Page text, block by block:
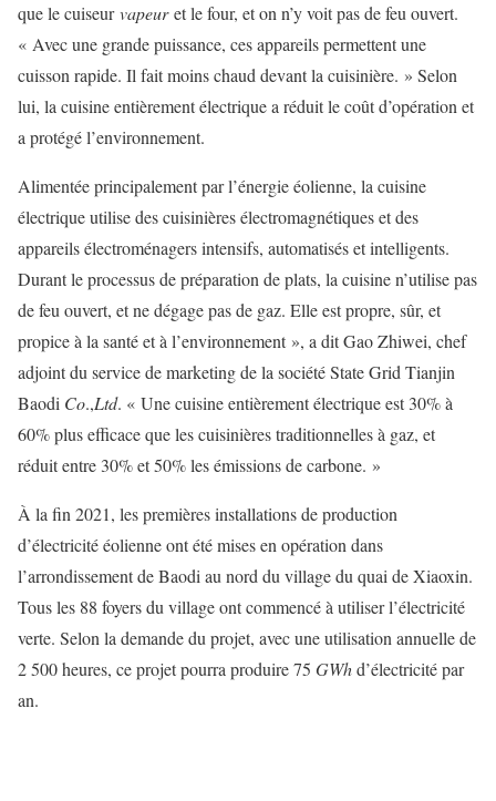
que le cuiseurvapeuret le four, et on n’y voit pas de feu ouvert.
« Avec une grande puissance, ces appareils permettent une
cuisson rapide. Il fait moins chaud devant la cuisinière. » Selon
lui, la cuisine entièrement électrique a réduit le coût d’opération et
a protégé l’environnement.
Alimentée principalement par l’énergie éolienne, la cuisine
électrique utilise des cuisinières électromagnétiques et des
appareils électroménagers intensifs, automatisés et intelligents.
Durant le processus de préparation de plats, la cuisine n’utilise pas
de feu ouvert, et ne dégage pas de gaz. Elle est propre, sûr, et
propice à la santé et à l’environnement », a dit Gao Zhiwei, chef
adjoint du service de marketing de la société State Grid Tianjin
Baodi Co.,Ltd. « Une cuisine entièrement électrique est 30% à
60% plus efficace que les cuisinières traditionnelles à gaz, et
réduit entre 30% et 50% les émissions de carbone. »
À la fin 2021, les premières installations de production
d’électricité éolienne ont été mises en opération dans
l’arrondissement de Baodi au nord du village du quai de Xiaoxin.
Tous les 88 foyers du village ont commencé à utiliser l’électricité
verte. Selon la demande du projet, avec une utilisation annuelle de
2 500 heures, ce projet pourra produire 75 GWhd’électricité par
an.